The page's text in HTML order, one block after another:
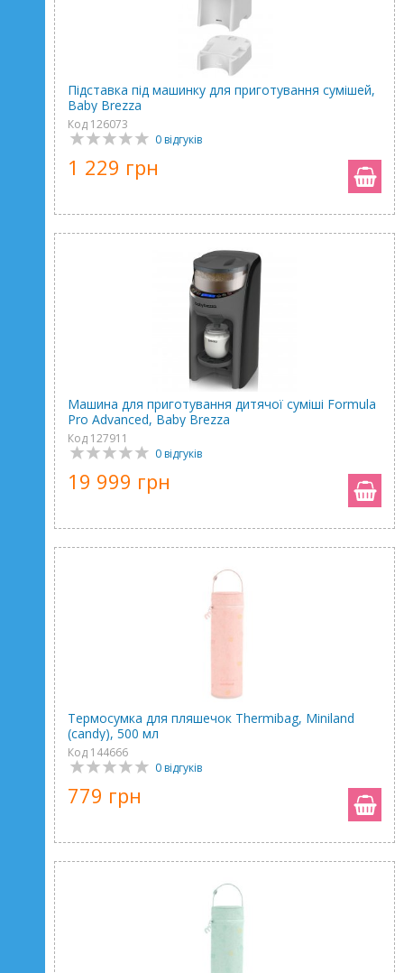
Підставка під машинку для приготування сумішей,
Baby Brezza
Код 126073
0 відгуків
1 229 грн
Машина для приготування дитячої суміші Formula
Pro Advanced, Baby Brezza
Код 127911
0 відгуків
19 999 грн
Термосумка для пляшечок Thermibag, Miniland
(candy), 500 мл
Код 144666
0 відгуків
779 грн